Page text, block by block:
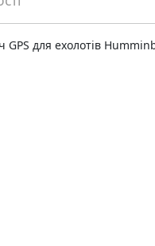
для ехолотів